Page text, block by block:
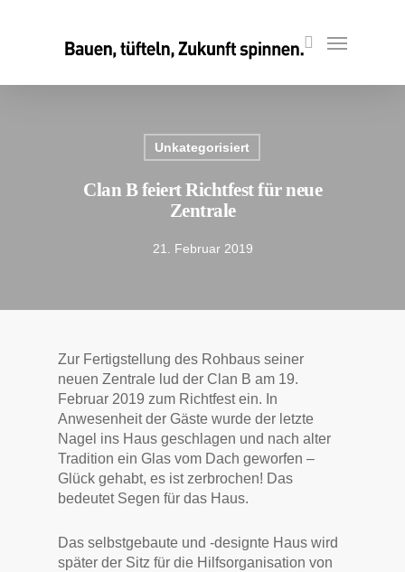
search
Menu
Unkategorisiert
Clan B feiert Richtfest für neue
Zentrale
21. Februar 2019
Zur Fertigstellung des Rohbaus seiner
neuen Zentrale lud der Clan B am 19.
Februar 2019 zum Richtfest ein. In
Anwesenheit der Gäste wurde der letzte
Nagel ins Haus geschlagen und nach alter
Tradition ein Glas vom Dach geworfen –
Glück gehabt, es ist zerbrochen! Das
bedeutet Segen für das Haus.
Das selbstgebaute und -designte Haus wird
später der Sitz für die Hilfsorganisation von